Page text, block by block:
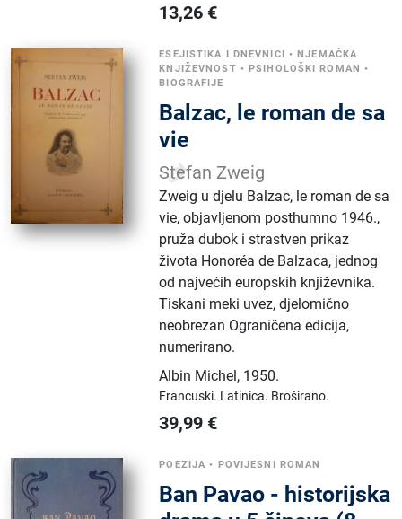
13,26 €
ESEJISTIKA I DNEVNICI •NJEMAČKA
KNJIŽEVNOST •PSIHOLOŠKI ROMAN •
BIOGRAFIJE
Balzac, le roman de sa
vie
Stefan Zweig
Zweig u djelu Balzac, le roman de sa
vie, objavljenom posthumno 1946.,
pruža dubok i strastven prikaz
života Honoréa de Balzaca, jednog
od najvećih europskih književnika.
Tiskani meki uvez, djelomično
neobrezan Ograničena edicija,
numerirano.
Albin Michel, 1950.
Francuski. Latinica. Broširano.
39,99 €
POEZIJA • POVIJESNI ROMAN
Ban Pavao - historijska